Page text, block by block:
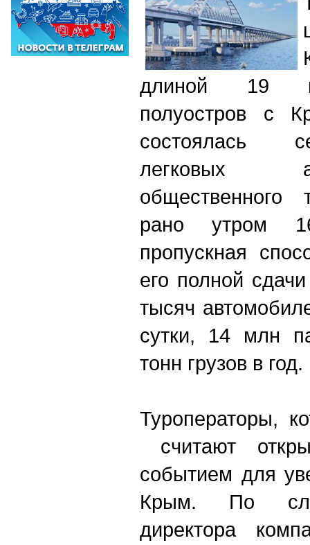
длиной 19
полуостров с
состоялась
легковых
общественного
рано утром
пропускная
его полной
тысяч
сутки, 14 млн
тонн грузов в год.
Туроператоры,
считают
событием для
Крым. По
директора